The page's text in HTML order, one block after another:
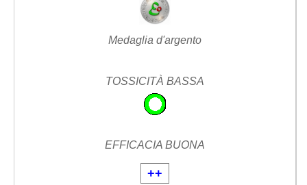
Medaglia d'argento
TOSSICITÀ BASSA
EFFICACIA BUONA
++